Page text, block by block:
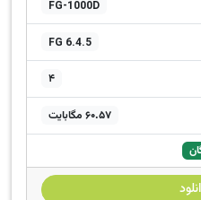
FG-1000D
FG 6.4.5
4
60.57 مگابایت